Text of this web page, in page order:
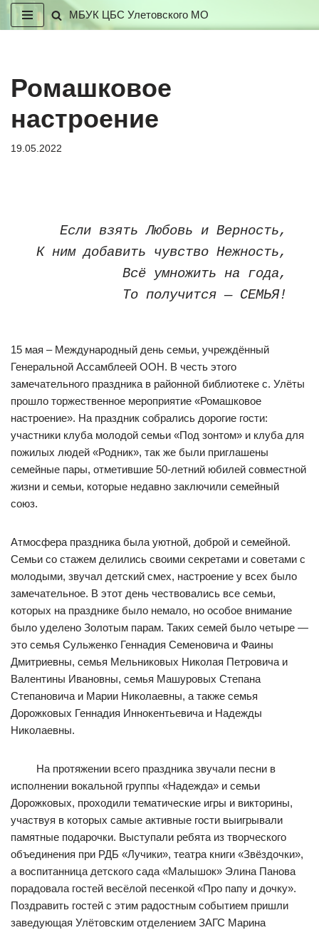
МБУК ЦБС Улетовского МО
Ромашковое
настроение
19.05.2022
Если взять Любовь и Верность,
К ним добавить чувство Нежность,
Всё умножить на года,
То получится — СЕМЬЯ!
15 мая – Международный день семьи, учреждённый
Генеральной Ассамблеей ООН. В честь этого
замечательного праздника в районной библиотеке с. Улёты
прошло торжественное мероприятие «Ромашковое
настроение». На праздник собрались дорогие гости:
участники клуба молодой семьи «Под зонтом» и клуба для
пожилых людей «Родник», так же были приглашены
семейные пары, отметившие 50-летний юбилей совместной
жизни и семьи, которые недавно заключили семейный
союз.
Атмосфера праздника была уютной, доброй и семейной.
Семьи со стажем делились своими секретами и советами с
молодыми, звучал детский смех, настроение у всех было
замечательное. В этот день чествовались все семьи,
которых на празднике было немало, но особое внимание
было уделено Золотым парам. Таких семей было четыре —
это семья Сульженко Геннадия Семеновича и Фаины
Дмитриевны, семья Мельниковых Николая Петровича и
Валентины Ивановны, семья Машуровых Степана
Степановича и Марии Николаевны, а также семья
Дорожковых Геннадия Иннокентьевича и Надежды
Николаевны.
На протяжении всего праздника звучали песни в
исполнении вокальной группы «Надежда» и семьи
Дорожковых, проходили тематические игры и викторины,
участвуя в которых самые активные гости выигрывали
памятные подарочки. Выступали ребята из творческого
объединения при РДБ «Лучики», театра книги «Звёздочки»,
а воспитанница детского сада «Малышок» Элина Панова
порадовала гостей весёлой песенкой «Про папу и дочку».
Поздравить гостей с этим радостным событием пришли
заведующая Улётовским отделением ЗАГС Марина